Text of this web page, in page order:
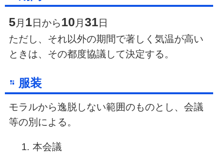
5月 1日から10月 31日
ただし、それ以外の期間で著しく気温が高い
ときは、その都度協議して決定する。
服装
モラルから逸脱しない範囲のものとし、会議
等の別による。
本会議